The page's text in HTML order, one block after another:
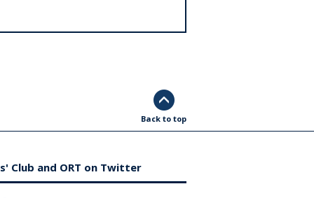
Back to top
Club and ORT on Twitter